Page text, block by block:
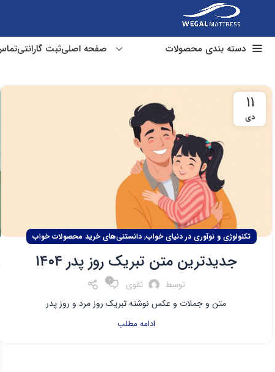
دسته بندی محصولات
تشک طبی
صفحه اصلیثبت گارانتی
۱۱
دی
تکنولوژی و نوآوری در دنیای خواب, دانستنی‌های خرید محصولات خواب
جدیدترین متن تبریک روز پدر ۱۴۰۴
توسط تقوی ۰
متن و جملات و عکس نوشته تبریک روز مرد و روز پدر
ادامه مطلب